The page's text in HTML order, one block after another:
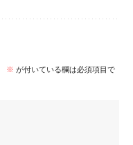
※ が付いている欄は必須項目で